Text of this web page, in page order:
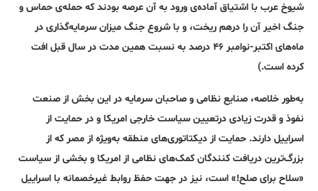
شیوخ عرب با اشتیاق آماده‌ی ورود به آن عرصه بودند که حمله‌ی حماس و
جنگ اخیر آن را درهم ریخت، و با شروع جنگ میزان سرمایه‌گذاری در
ماه‌های اکتبر-نوامبر ۴۶ درصد به نسبت همین مدت در سال قبل افت
کرده است.)
به‌طور خلاصه، صنایع نظامی و صاحبان سرمایه در این بخش از صنعت
نفوذ‌ و قدرت زیادی درتعیین سیاست خارجی امریکا و در حمایت از
اسراییل دارند. حمایت از دیکتاتوری‌های منطقه به‌ویژه از مصر که از
بزرگ‌ترین دریافت کنندگان کمک‌های نظامی از امریکا و بخشی از سیاست
«سلاح برای صلح!» است، نیز در جهت حفظ روابط غیر‌خصمانه با اسراییل